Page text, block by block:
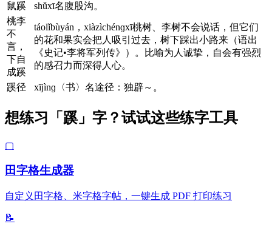
鼠蹊
shǔxī名腹股沟。
桃李
不
言，
下自
成蹊
táolǐbùyán，xiàzìchénɡxī桃树、李树不会说话，但它们
的花和果实会把人吸引过去，树下踩出小路来（语出
《史记•李将军列传》）。比喻为人诚挚，自会有强烈
的感召力而深得人心。
蹊径 xījìnɡ〈书〉名途径：独辟～。
想练习「蹊」字？试试这些练字工具
▢
田字格生成器
自定义田字格、米字格字帖，一键生成 PDF 打印练习
📝